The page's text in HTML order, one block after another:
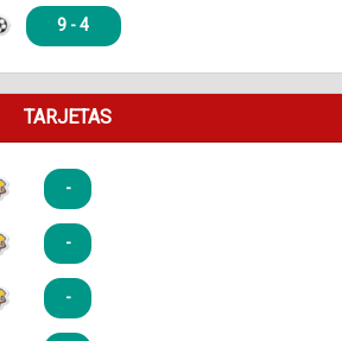
9 - 4
TARJETAS
-
-
-